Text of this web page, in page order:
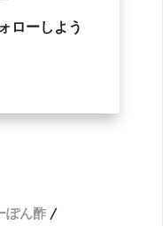
ローしよう
ぽん酢